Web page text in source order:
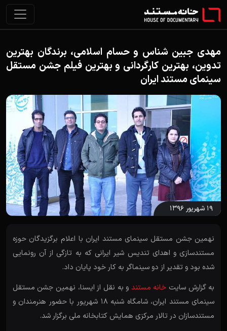
مهدی جبین شناس و حسام اسلامی، برندگان بهترین
تدوین، بهترین کارگردانی و بهترین فیلم جشن مستقل
سینمای مستند ایران
۱۹ شهریور ۱۳۹۶
نهمین جشن مستقل سینمای مستند ایران با اعلام برگزیدگان حوزه
مستندسازی و اهدای تندیس شیر ایرانی که به تازگی از آن رونمایی
شده بود و تقدیر از دو سینماگر به کار خود پایان داد.
به گزارش سایت خانه مستند و به نقل از ایسنا، نهمین جشن مستقل
سینمای مستند ایران، شامگاه شنبه ۱۸ شهریور با حضور هنرمندان و
مستندسازان در تالار مرکزی همایش کتابخانه ملی برگزار شد.